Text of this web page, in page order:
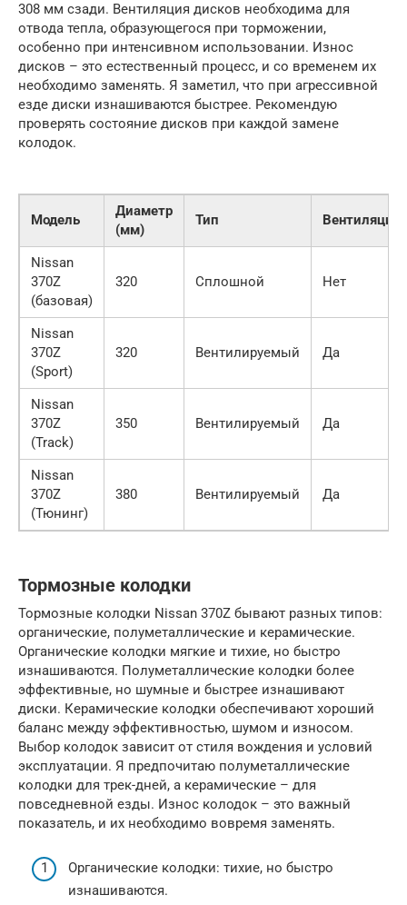
308 мм сзади. Вентиляция дисков необходима для
отвода тепла, образующегося при торможении,
особенно при интенсивном использовании. Износ
дисков – это естественный процесс, и со временем их
необходимо заменять. Я заметил, что при агрессивной
езде диски изнашиваются быстрее. Рекомендую
проверять состояние дисков при каждой замене
колодок.
Модель
Диаметр
(мм)
Тип Вентиляция
Nissan
370Z
(базовая)
320 Сплошной Нет
Nissan
370Z
(Sport)
320 Вентилируемый Да
Nissan
370Z
(Track)
350 Вентилируемый Да
Nissan
370Z
(Тюнинг)
380 Вентилируемый Да
Тормозные колодки
Тормозные колодки Nissan 370Z бывают разных типов:
органические, полуметаллические и керамические.
Органические колодки мягкие и тихие, но быстро
изнашиваются. Полуметаллические колодки более
эффективные, но шумные и быстрее изнашивают
диски. Керамические колодки обеспечивают хороший
баланс между эффективностью, шумом и износом.
Выбор колодок зависит от стиля вождения и условий
эксплуатации. Я предпочитаю полуметаллические
колодки для трек-дней, а керамические – для
повседневной езды. Износ колодок – это важный
показатель, и их необходимо вовремя заменять.
Органические колодки: тихие, но быстро
изнашиваются.